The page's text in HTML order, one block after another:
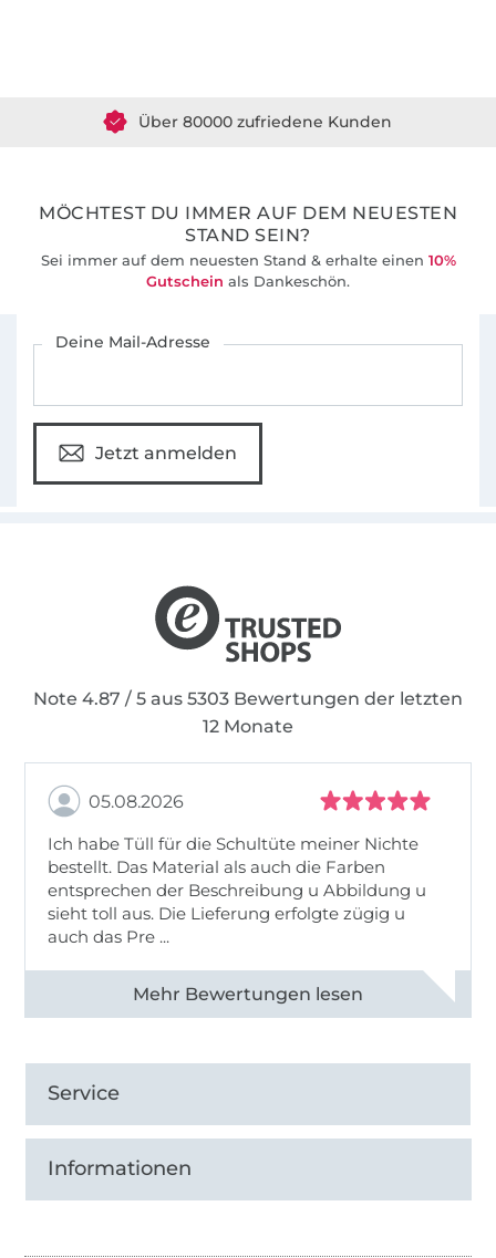
MÖCHTEST DU IMMER AUF DEM NEUESTEN
STAND SEIN?
Sei immer auf dem neuesten Stand & erhalte einen 10%
Gutschein als Dankeschön.
Deine Mail-Adresse
Jetzt anmelden
Note 4.87 / 5 aus 5303 Bewertungen der letzten
12 Monate
05.08.2026
Ich habe Tüll für die Schultüte meiner Nichte
bestellt. Das Material als auch die Farben
entsprechen der Beschreibung u Abbildung u
sieht toll aus. Die Lieferung erfolgte zügig u
auch das Pre ...
Alle 82950 Bewertungen ansehen
Service
Informationen